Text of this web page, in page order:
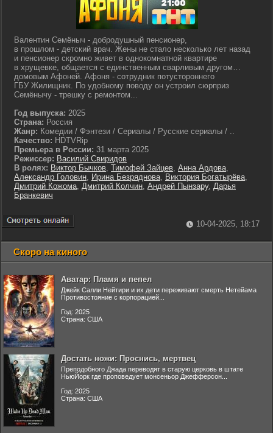
Валентин Семёныч - добродушный пенсионер,
в прошлом - детский врач. Жены не стало несколько лет назад
и пенсионер скромно живет в однокомнатной квартире
в хрущевке, общается с единственным сварливым другом…
домовым Афоней. Афоня - сотрудник потустороннего
ГБУ Жилищник. По удобному поводу он устроил сюрприз
Семёнычу - трешку с ремонтом...
Год выпуска: 2025
Страна: Россия
Жанр: Комедии / Фэнтези / Сериалы / Русские сериалы / ..
Качество: HDTVRip
Премьера в России: 31 марта 2025
Режиссер: Василий Свиридов
В ролях: Виктор Бычков, Тимофей Зайцев, Анна Ардова,
Александр Головин, Ирина Безряднова, Виктория Богатырёва,
Дмитрий Кожома, Дмитрий Колчин, Андрей Пынзару, Дарья
Бранкевич
10-04-2025, 18:17
Скоро на киного
Аватар: Пламя и пепел
Джейк Салли Нейтири и их дети переживают смерть Нетейама
Противостояние с корпорацией...
Год: 2025
Страна: США
Достать ножи: Проснись, мертвец
Преподобного Джада переводят в старую церковь в штате
НьюЙорк где проповедует монсеньор Джефферсон...
Год: 2025
Страна: США